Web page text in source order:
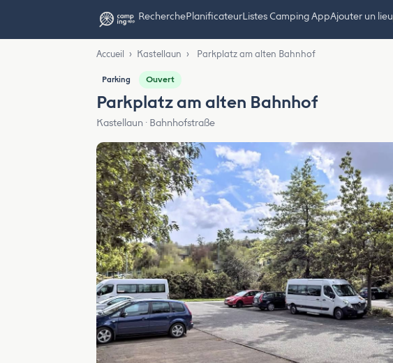
RecherchePlanificateurListes Camping AppAjouter un lieu
Accueil › Kastellaun › Parkplatz am alten Bahnhof
Parking Ouvert
Parkplatz am alten Bahnhof
Kastellaun · Bahnhofstraße